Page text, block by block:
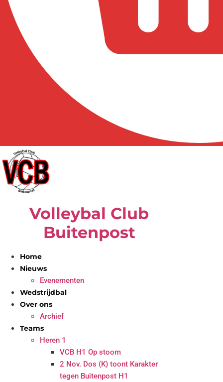
Volleybal Club
Buitenpost
Home
Nieuws
Evenementen
Wedstrijdbal
Over ons
Archief
Teams
Heren 1
VCB H1 Op stoom
2 Nov. Dos (K) toont Karakter
tegen Buitenpost H1